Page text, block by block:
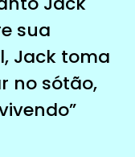
sua
Jack toma
no sótão,